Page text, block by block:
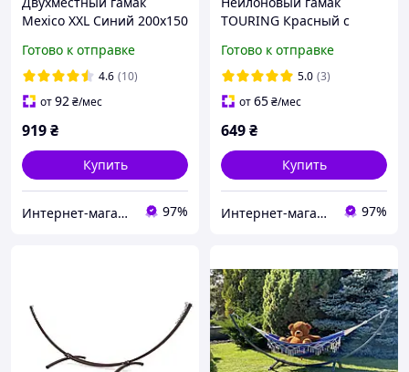
Mexico XXL Синий 200х150
Готово к отправке
4.6 (10)
от92₴/мес
919₴
Купить
Интернет-магазин "TRENAZHERY" 97%
TOURING Красный с
Готово к отправке
5.0 (3)
от65₴/мес
649₴
Купить
Интернет-магазин "TRENAZHERY" 97%